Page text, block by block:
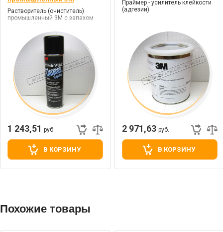
Растворитель (очиститель)
промышленный 3М с запахом
цитруса, 230г.
1 243,51 руб.
В КОРЗИНУ
Праймер - усилитель клейкости
(адгезии)
2 971,63 руб.
В КОРЗИНУ
Похожие товары